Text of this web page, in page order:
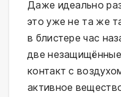
Даже идеально
это уже не та же
в блистере час
две
контакт с
активное